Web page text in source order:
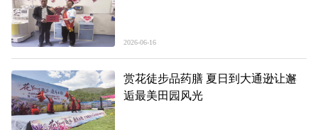
2026-06-16
赏花徒步品药膳 夏日到大通逊让邂
逅最美田园风光